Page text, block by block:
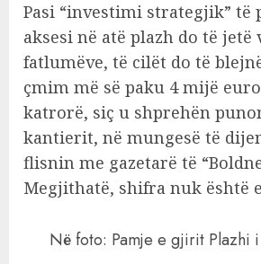
Pasi “investimi strategjik” të
aksesi në atë plazh do të jetë
fatlumëve, të cilët do të
çmim më së paku 4 mijë
katrorë, siç u shprehën
kantierit, në mungesë të
flisnin me gazetarë të
Megjithatë, shifra nuk është
Në foto: Pamje e gjirit Plazhi